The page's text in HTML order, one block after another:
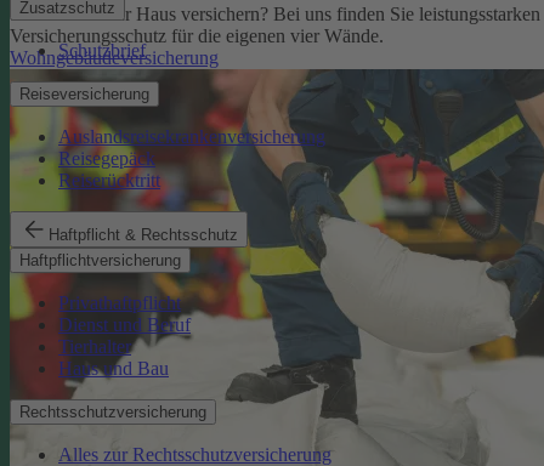
Zusatzschutz
Schutzbrief
Reiseversicherung
Auslandsreisekrankenversicherung
Reisegepäck
Reiserücktritt
Haftpflicht & Rechtsschutz
Haftpflichtversicherung
Privathaftpflicht
Dienst und Beruf
Tierhalter
Haus und Bau
Rechtsschutzversicherung
Alles zur Rechtsschutzversicherung
Sie möchten Ihr Haus versichern? Bei uns finden Sie leistungsstarken
Versicherungsschutz für die eigenen vier Wände.
Wohngebäudeversicherung